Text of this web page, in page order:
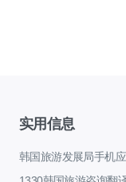
实用信息
韩国旅游发展局手机